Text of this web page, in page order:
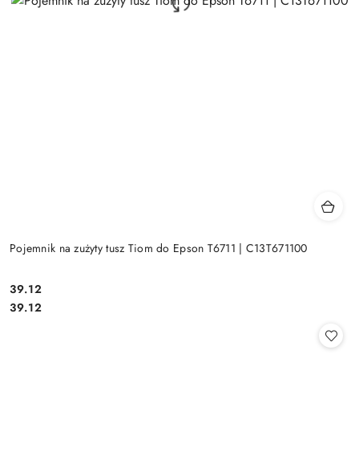
Pojemnik na zużyty tusz Tiom do Epson T6711 | C13T671100
Cena:
39.12
Cena:
39.12